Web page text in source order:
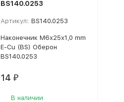
BS140.0253
Артикул: BS140.0253
Наконечник М6x25х1,0 mm
E-Cu (BS) Оберон
BS140.0253
14 ₽
В наличии